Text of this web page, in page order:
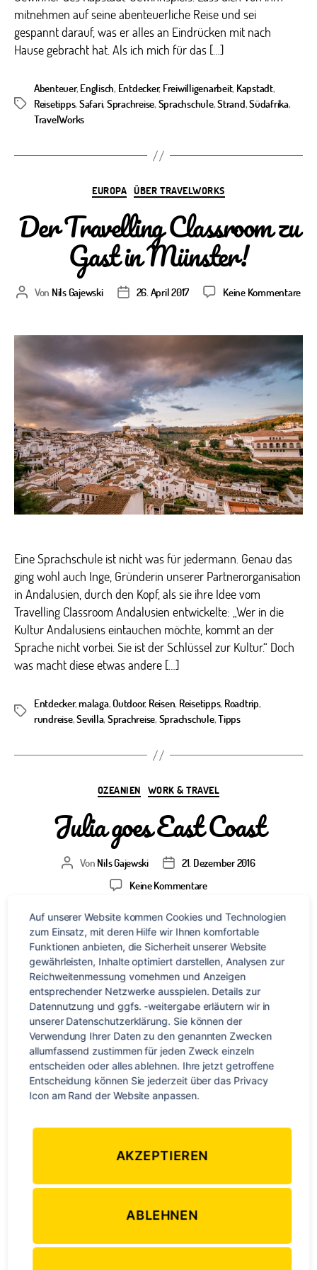
mitnehmen auf seine abenteuerliche Reise und sei
gespannt darauf, was er alles an Eindrücken mit nach
Hause gebracht hat. Als ich mich für das […]
Schlagwörter
Abenteuer, Englisch, Entdecker, Freiwilligenarbeit, Kapstadt,
Reisetipps, Safari, Sprachreise, Sprachschule,Strand,Südafrika,
TravelWorks
Kategorien
EUROPA ÜBER TRAVELWORKS
Der Travelling Classroom zu
Gast in Münster!
Beitragsautor
Von Nils Gajewski Veröffentlichungsdatum
26. April 2017 Keine Kommentarezu
in
Eine Sprachschule ist nicht was für jedermann. Genau das
ging wohl auch Inge, Gründerin unserer Partnerorganisation
in Andalusien, durch den Kopf, als sie ihre Idee vom
Travelling Classroom Andalusien entwickelte: „Wer in die
Kultur Andalusiens eintauchen möchte, kommt an der
Sprache nicht vorbei. Sie ist der Schlüssel zur Kultur.“ Doch
was macht diese etwas andere […]
Schlagwörter
Entdecker,malaga,Outdoor, Reisen, Reisetipps, Roadtrip,
rundreise,Sevilla, Sprachreise, Sprachschule,Tipps
Kategorien
OZEANIEN WORK & TRAVEL
Julia goes East Coast
Beitragsautor
Von Nils Gajewski Veröffentlichungsdatum
21. Dezember 2016
Keine Kommentarezu
goes
East
Coast
Wer würde nicht gerne mal die East Coast in Australien
abfahren wollen? Unsere noch-Auszubildende Julia hatte
diese einmalige Chance und das aus heiterem Himmel! Sie
gewann eine komplett durchgeplante Inforeise samt Flug,
Auf unserer Website kommen Cookies und Technologien
zum Einsatz, mit deren Hilfe wir Ihnen komfortable
Funktionen anbieten, die Sicherheit unserer Website
gewährleisten, Inhalte optimiert darstellen, Analysen zur
Reichweitenmessung vornehmen und Anzeigen
entsprechender Netzwerke ausspielen. Details zur
Datennutzung und ggfs. -weitergabe erläutern wir in
unserer Datenschutzerklärung. Sie können der
Verwendung Ihrer Daten zu den genannten Zwecken
allumfassend zustimmen für jeden Zweck einzeln
entscheiden oder alles ablehnen. Ihre jetzt getroffene
Entscheidung können Sie jederzeit über das Privacy
Icon am Rand der Website anpassen.
AKZEPTIEREN
ABLEHNEN